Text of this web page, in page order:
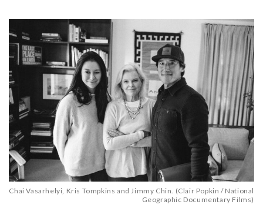
Chai Vasarhelyi, Kris Tompkins and Jimmy Chin. (Clair Popkin / National
Geographic Documentary Films)